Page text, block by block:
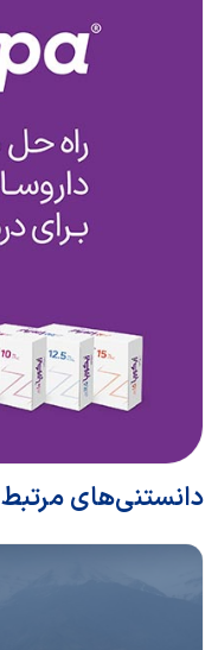
دانستنی‌های مرتبط